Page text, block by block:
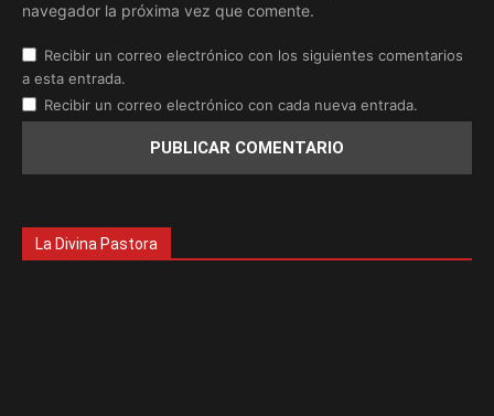
navegador la próxima vez que comente.
Recibir un correo electrónico con los siguientes comentarios
a esta entrada.
Recibir un correo electrónico con cada nueva entrada.
La Divina Pastora